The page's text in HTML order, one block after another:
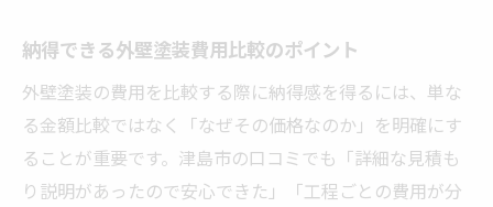
納得できる外壁塗装費用比較のポイント
外壁塗装の費用を比較する際に納得感を得るには、単な
る金額比較ではなく「なぜその価格なのか」を明確にす
ることが重要です。津島市の口コミでも「詳細な見積も
り説明があったので安心できた」「工程ごとの費用が分